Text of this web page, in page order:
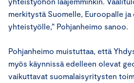
merkitystä Suomelle, Euroopalle
yhteistyölle,” Pohjanheimo sanoo.
Pohjanheimo muistuttaa, että
myös käynnissä edelleen olevat
vaikuttavat suomalaisyritysten